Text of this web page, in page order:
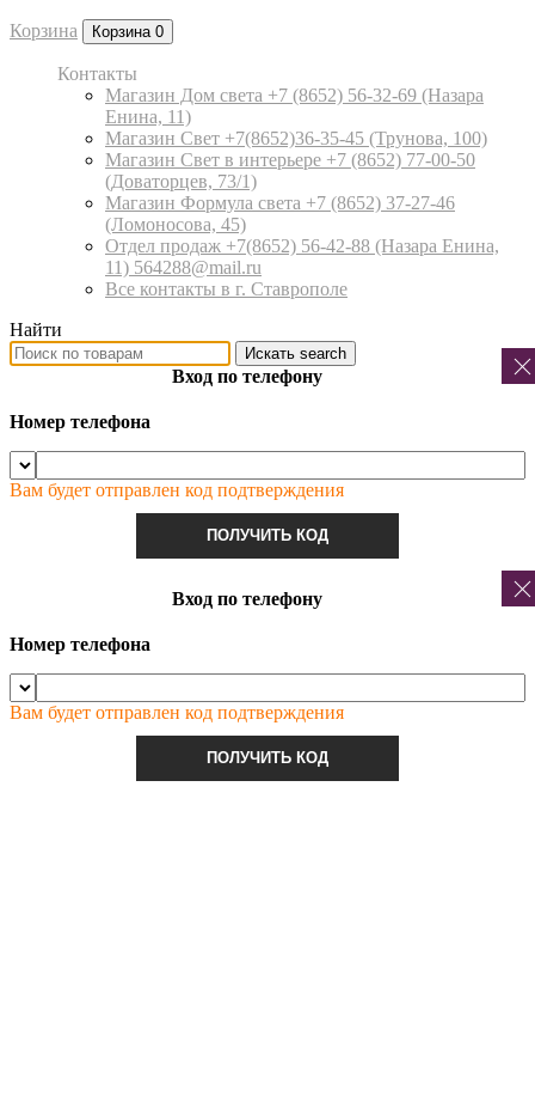
Корзина Корзина 0
Контакты
Магазин Дом света +7 (8652) 56-32-69 (Назара
Енина, 11)
Магазин Свет +7(8652)36-35-45 (Трунова, 100)
Магазин Свет в интерьере +7 (8652) 77-00-50
(Доваторцев, 73/1)
Магазин Формула света +7 (8652) 37-27-46
(Ломоносова, 45)
Отдел продаж +7(8652) 56-42-88 (Назара Енина,
11) 564288@mail.ru
Все контакты в г. Ставрополе
Найти
Искать search
Вход по телефону
Номер телефона
Вам будет отправлен код подтверждения
ПОЛУЧИТЬ КОД
Вход по телефону
Номер телефона
Вам будет отправлен код подтверждения
ПОЛУЧИТЬ КОД